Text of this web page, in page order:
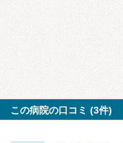
この病院の口コミ (3件)